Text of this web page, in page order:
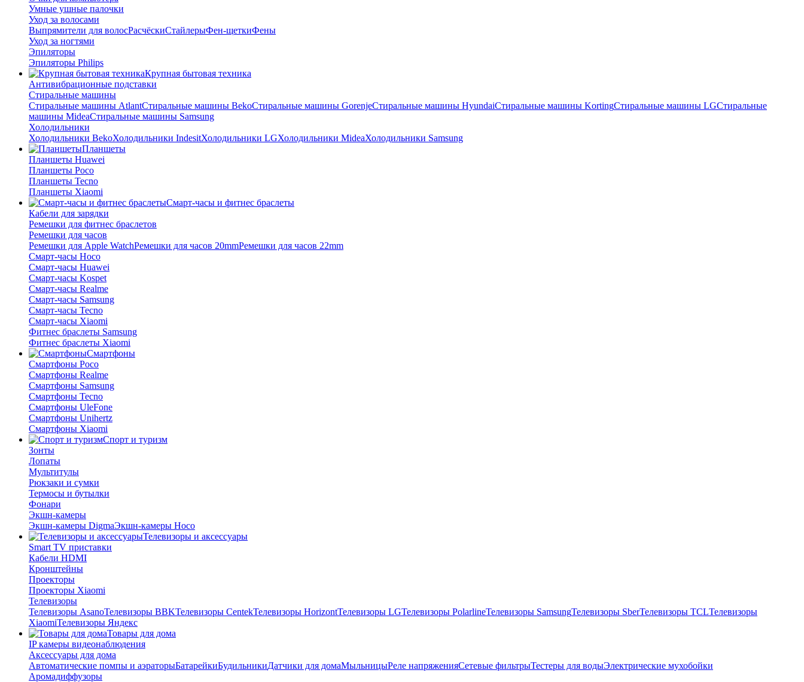
Умные ушные палочки
Уход за волосами
Выпрямители для волосРасчёскиСтайлерыФен-щеткиФены
Уход за ногтями
Эпиляторы
Эпиляторы Philips
Крупная бытовая техника
Антивибрационные подставки
Стиральные машины
Стиральные машины AtlantСтиральные машины BekoСтиральные машины GorenjeСтиральные машины HyundaiСтиральные машины KortingСтиральные машины LGСтиральные
машины MideaСтиральные машины Samsung
Холодильники
Холодильники BekoХолодильники IndesitХолодильники LGХолодильники MideaХолодильники Samsung
Планшеты
Планшеты Huawei
Планшеты Poco
Планшеты Tecno
Планшеты Xiaomi
Смарт-часы и фитнес браслеты
Кабели для зарядки
Ремешки для фитнес браслетов
Ремешки для часов
Ремешки для Apple WatchРемешки для часов 20mmРемешки для часов 22mm
Смарт-часы Hoco
Смарт-часы Huawei
Смарт-часы Kospet
Смарт-часы Realme
Смарт-часы Samsung
Смарт-часы Tecno
Смарт-часы Xiaomi
Фитнес браслеты Samsung
Фитнес браслеты Xiaomi
Смартфоны
Смартфоны Poco
Смартфоны Realme
Смартфоны Samsung
Смартфоны Tecno
Смартфоны UleFone
Смартфоны Unihertz
Смартфоны Xiaomi
Спорт и туризм
Зонты
Лопаты
Мультитулы
Рюкзаки и сумки
Термосы и бутылки
Фонари
Экшн-камеры
Экшн-камеры DigmaЭкшн-камеры Hoco
Телевизоры и аксессуары
Smart TV приставки
Кабели HDMI
Кронштейны
Проекторы
Проекторы Xiaomi
Телевизоры
Телевизоры AsanoТелевизоры BBKТелевизоры CentekТелевизоры HorizontТелевизоры LGТелевизоры PolarlineТелевизоры SamsungТелевизоры SberТелевизоры TCLТелевизоры
XiaomiТелевизоры Яндекс
Товары для дома
IP камеры видеонаблюдения
Аксессуары для дома
Автоматические помпы и аэраторыБатарейкиБудильникиДатчики для домаМыльницыРеле напряженияСетевые фильтрыТестеры для водыЭлектрические мухобойки
Аромадиффузоры